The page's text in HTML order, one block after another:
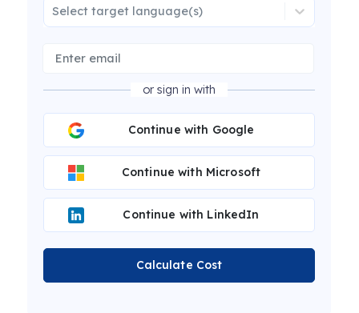
Select target language(s)
or sign in with
Continue with Google
Continue with Microsoft
Continue with LinkedIn
Calculate Cost